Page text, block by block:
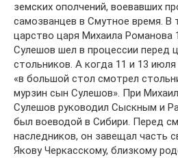
земских ополчений, воевавших
самозванцев в Смутное время. В
царство царя Михаила Романова
Сулешов шел в процессии перед
стольников. А когда 11 и 13
«в большой стол смотрел
мурзин сын Сулешов». При
Сулешов руководил Сыскным и
был воеводой в Сибири. Перед
наследников, он завещал часть
Якову Черкасскому, близкому